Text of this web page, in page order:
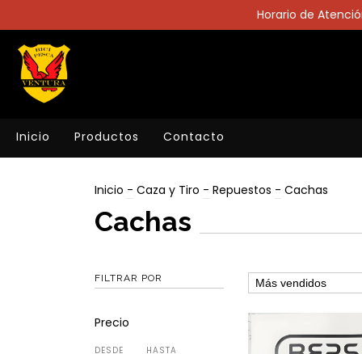
Horario de
Inicio Productos Contacto
Inicio - Caza y Tiro - Repuestos - Cachas
Cachas
FILTRAR POR
Precio
DESDE HASTA